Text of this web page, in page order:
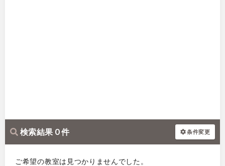
検索結果 0 件 条件変更
ご希望の教室は見つかりませんでした。